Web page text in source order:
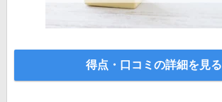
得点・口コミの詳細を見る